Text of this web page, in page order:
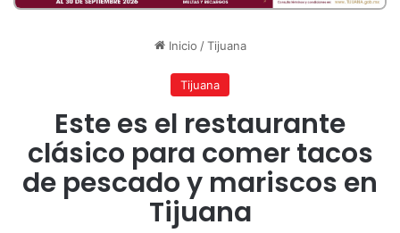
Inicio / Tijuana
Tijuana
Este es el restaurante
clásico para comer tacos
de pescado y mariscos en
Tijuana